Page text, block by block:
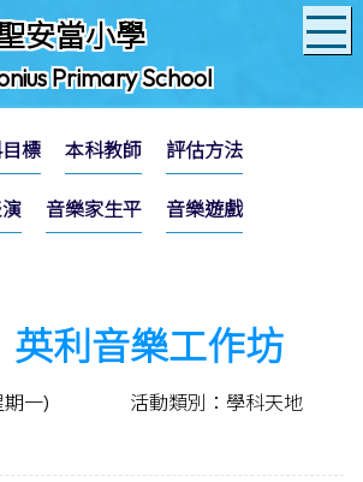
安當小學
Primary School
標 本科教師 評估方法
音樂家生平 音樂遊戲
利音樂工作坊
期一)
活動類別：學科天地